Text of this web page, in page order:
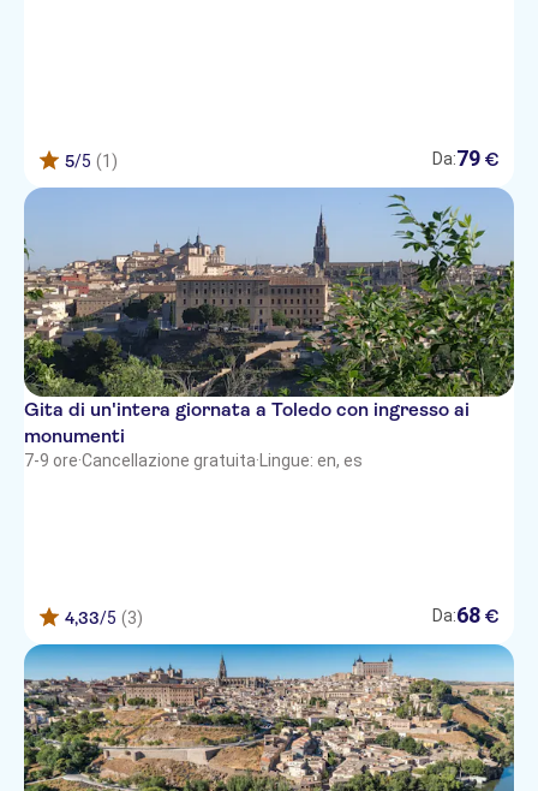
5/5 (1) Da:79 €
Gita di un'intera giornata a Toledo con ingresso ai
monumenti
7-9 ore·Cancellazione gratuita· Lingue: en, es
4,33/5 (3) Da:68 €